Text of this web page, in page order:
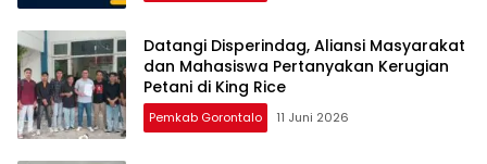
Datangi Disperindag, Aliansi Masyarakat
dan Mahasiswa Pertanyakan Kerugian
Petani di King Rice
Pemkab Gorontalo 11 Juni 2026